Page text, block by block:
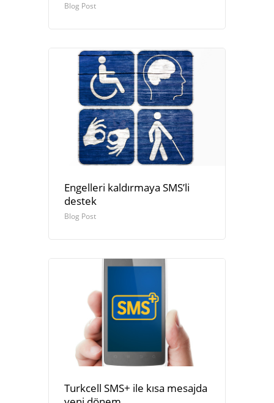
Blog Post
Engelleri kaldırmaya SMS’li
destek
Blog Post
Turkcell SMS+ ile kısa mesajda